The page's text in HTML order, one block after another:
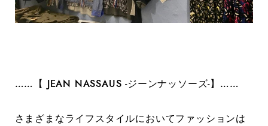
……【 JEAN NASSAUS -ジーンナッソーズ-】……
さまざまなライフスタイルにおいてファッションは